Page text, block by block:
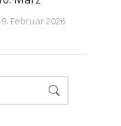
Februar 2026